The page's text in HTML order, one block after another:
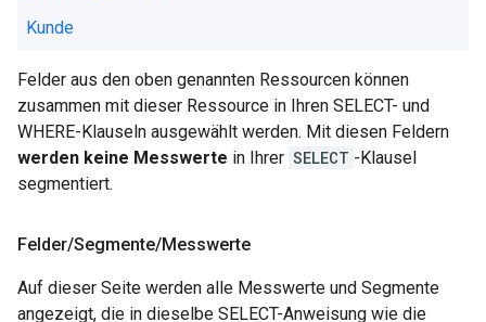
Kunde
Felder aus den oben genannten Ressourcen können
zusammen mit dieser Ressource in Ihren SELECT- und
WHERE-Klauseln ausgewählt werden. Mit diesen Feldern
werden keine Messwerte in Ihrer SELECT -Klausel
segmentiert.
Felder/Segmente/Messwerte
Auf dieser Seite werden alle Messwerte und Segmente
angezeigt, die in dieselbe SELECT-Anweisung wie die